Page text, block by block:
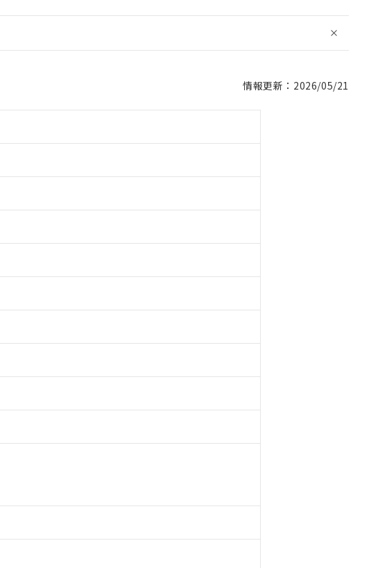
情報更新：2026/05/21
き、同意のうえご利用ください。
令（10物質）の非含有に対応した製品が提供可能な商品です。
10物質）の非含有に対応した製品に切り替える予定のある商品です。
指令（10物質）の非含有に非対応の商品で、対応品を出す予定はありません。
ど無形物で、有害物質有無と関係のない商品です。
含有部品としていたものが、含有品と判明した場合などやむを得ず変更すること